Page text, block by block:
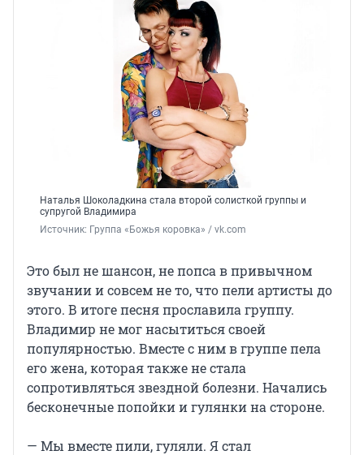
Наталья Шоколадкина стала второй солисткой группы и
супругой Владимира
Источник: Группа «Божья коровка» / vk.com
Это был не шансон, не попса в привычном
звучании и совсем не то, что пели артисты до
этого. В итоге песня прославила группу.
Владимир не мог насытиться своей
популярностью. Вместе с ним в группе пела
его жена, которая также не стала
сопротивляться звездной болезни. Начались
бесконечные попойки и гулянки на стороне.
— Мы вместе пили, гуляли. Я стал